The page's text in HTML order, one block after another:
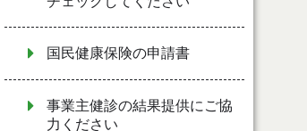
国民健康保険の申請書
事業主健診の結果提供にご協
力ください